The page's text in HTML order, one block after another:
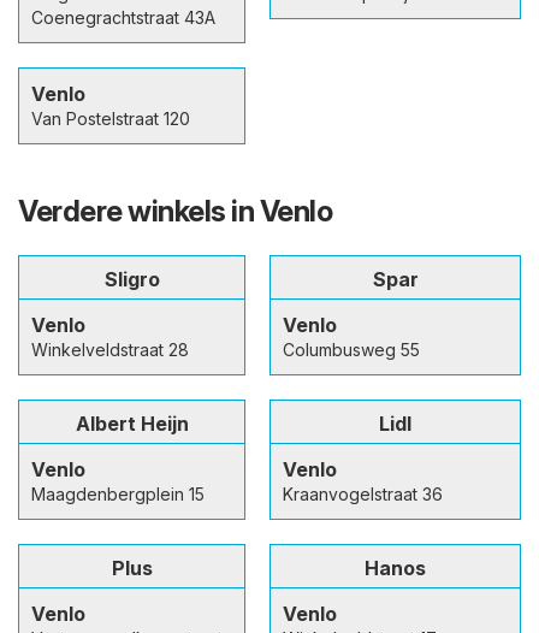
Coenegrachtstraat 43A
Venlo
Van Postelstraat 120
Verdere winkels in Venlo
Sligro
Venlo
Winkelveldstraat 28
Spar
Venlo
Columbusweg 55
Albert Heijn
Venlo
Maagdenbergplein 15
Lidl
Venlo
Kraanvogelstraat 36
Plus
Venlo
Hanos
Venlo